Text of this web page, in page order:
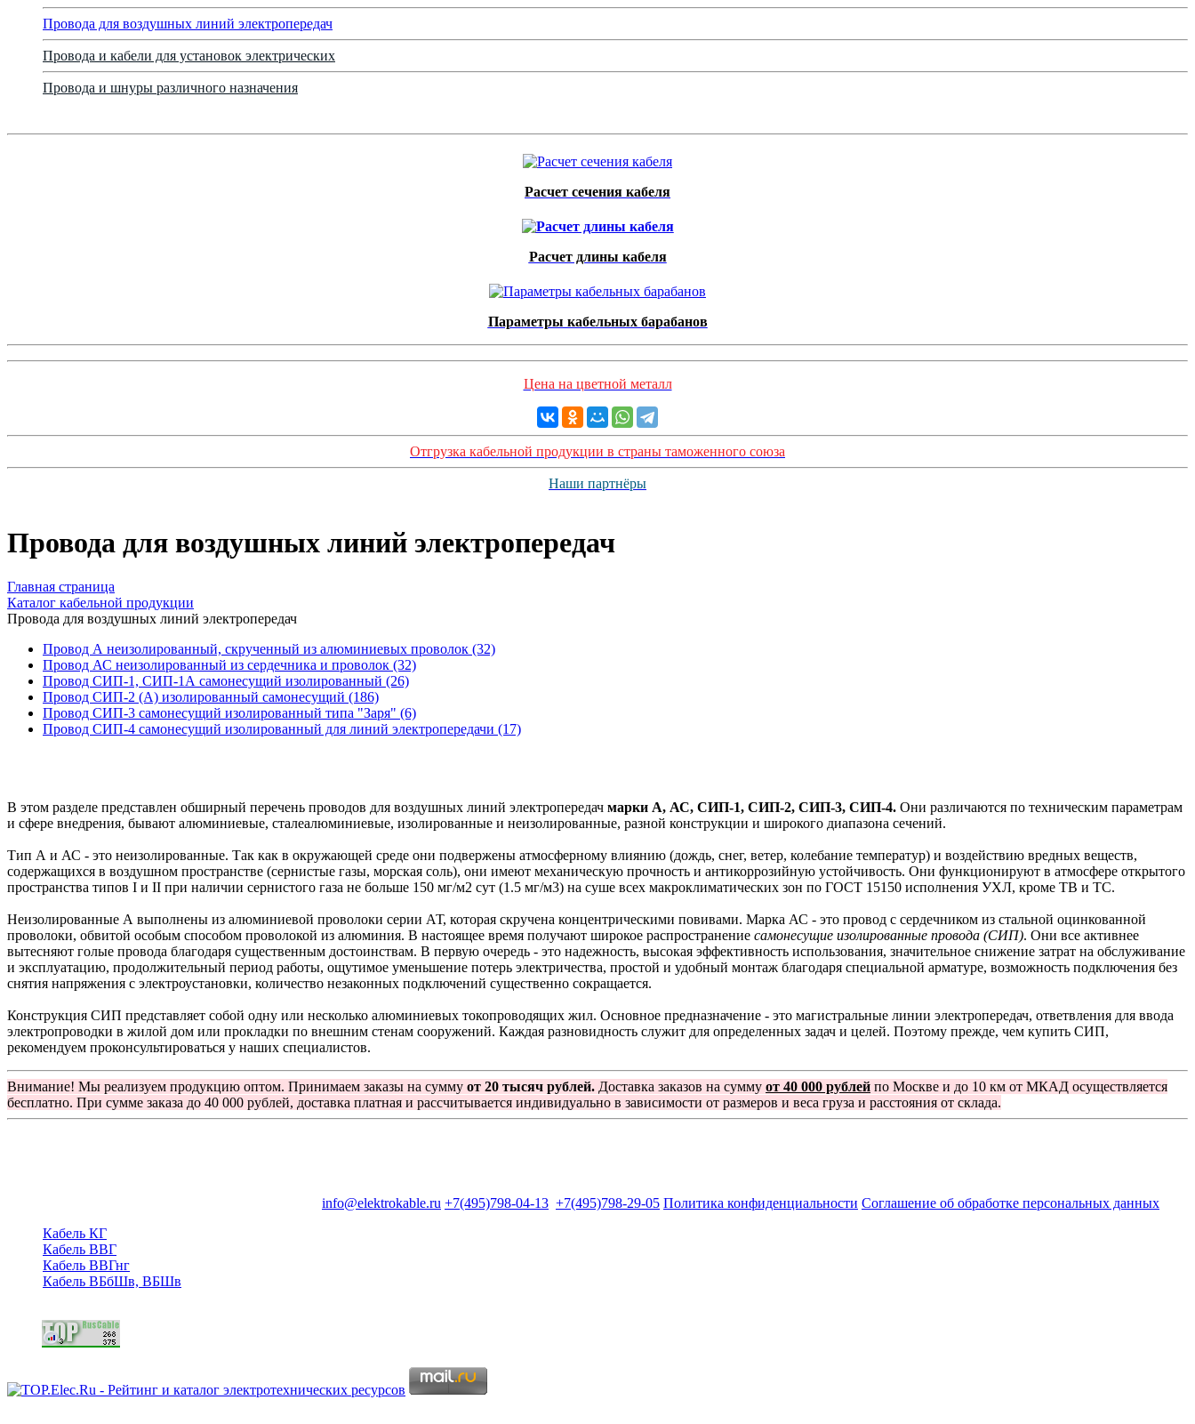
Провода для воздушных линий электропередач
Провода и кабели для установок электрических
Провода и шнуры различного назначения
Расчет сечения кабеля
Расчет длины кабеля
Параметры кабельных барабанов
Цена на цветной металл
Отгрузка кабельной продукции в страны таможенного союза
Наши партнёры
Провода для воздушных линий электропередач
Главная страница
Каталог кабельной продукции
Провода для воздушных линий электропередач
Провод А неизолированный, скрученный из алюминиевых проволок (32)
Провод АС неизолированный из сердечника и проволок (32)
Провод СИП-1, СИП-1А самонесущий изолированный (26)
Провод СИП-2 (А) изолированный самонесущий (186)
Провод СИП-3 самонесущий изолированный типа "Заря" (6)
Провод СИП-4 самонесущий изолированный для линий электропередачи (17)
В этом разделе представлен обширный перечень проводов для воздушных линий электропередач марки А, АС, СИП-1, СИП-2, СИП-3, СИП-4. Они различаются по техническим параметрам
и сфере внедрения, бывают алюминиевые, сталеалюминиевые, изолированные и неизолированные, разной конструкции и широкого диапазона сечений.
Тип А и АС - это неизолированные. Так как в окружающей среде они подвержены атмосферному влиянию (дождь, снег, ветер, колебание температур) и воздействию вредных веществ,
содержащихся в воздушном пространстве (сернистые газы, морская соль), они имеют механическую прочность и антикоррозийную устойчивость. Они функционируют в атмосфере открытого
пространства типов I и II при наличии сернистого газа не больше 150 мг/м2 сут (1.5 мг/м3) на суше всех макроклиматических зон по ГОСТ 15150 исполнения УХЛ, кроме ТВ и ТС.
Неизолированные А выполнены из алюминиевой проволоки серии АТ, которая скручена концентрическими повивами. Марка АС - это провод с сердечником из стальной оцинкованной
проволоки, обвитой особым способом проволокой из алюминия. В настоящее время получают широкое распространение самонесущие изолированные провода (СИП). Они все активнее
вытесняют голые провода благодаря существенным достоинствам. В первую очередь - это надежность, высокая эффективность использования, значительное снижение затрат на обслуживание
и эксплуатацию, продолжительный период работы, ощутимое уменьшение потерь электричества, простой и удобный монтаж благодаря специальной арматуре, возможность подключения без
снятия напряжения с электроустановки, количество незаконных подключений существенно сокращается.
Конструкция СИП представляет собой одну или несколько алюминиевых токопроводящих жил. Основное предназначение - это магистральные линии электропередач, ответвления для ввода
электропроводки в жилой дом или прокладки по внешним стенам сооружений. Каждая разновидность служит для определенных задач и целей. Поэтому прежде, чем купить СИП,
рекомендуем проконсультироваться у наших специалистов.
Внимание! Мы реализуем продукцию оптом. Принимаем заказы на сумму от 20 тысяч рублей. Доставка заказов на сумму от 40 000 рублей по Москве и до 10 км от МКАД осуществляется
бесплатно. При сумме заказа до 40 000 рублей, доставка платная и рассчитывается индивидуально в зависимости от размеров и веса груза и расстояния от склада.
info@elektrokable.ru +7(495)798-04-13 +7(495)798-29-05 Политика конфиденциальности Соглашение об обработке персональных данных
Кабель КГ
Кабель ВВГ
Кабель ВВГнг
Кабель ВБбШв, ВБШв